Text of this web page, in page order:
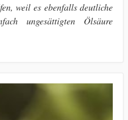
weil es ebenfalls deutliche
ungesättigten Ölsäure